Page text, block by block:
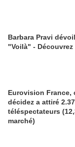
Barbara Pravi
"Voilà" - Découvrez
Eurovision France,
décidez a attiré
téléspectateurs
marché)